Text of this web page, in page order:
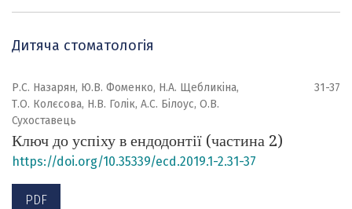
Дитяча стоматологія
Р.С. Назарян, Ю.В. Фоменко, Н.А. Щебликіна,
Т.О. Колєсова, Н.В. Голік, А.С. Білоус, О.В.
Сухоставець
31-37
Ключ до успіху в ендодонтії (частина 2)
https://doi.org/10.35339/ecd.2019.1-2.31-37
PDF